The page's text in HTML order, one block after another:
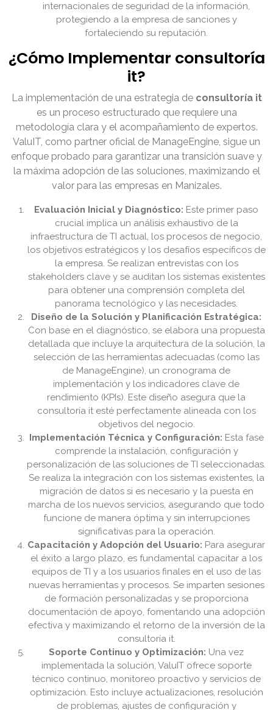
internacionales de seguridad de la información,
protegiendo a la empresa de sanciones y
fortaleciendo su reputación.
¿Cómo Implementar consultoría
it?
La implementación de una estrategia de consultoría it
es un proceso estructurado que requiere una
metodología clara y el acompañamiento de expertos.
ValuIT, como partner oficial de ManageEngine, sigue un
enfoque probado para garantizar una transición suave y
la máxima adopción de las soluciones, maximizando el
valor para las empresas en Manizales.
Evaluación Inicial y Diagnóstico: Este primer paso
crucial implica un análisis exhaustivo de la
infraestructura de TI actual, los procesos de negocio,
los objetivos estratégicos y los desafíos específicos de
la empresa. Se realizan entrevistas con los
stakeholders clave y se auditan los sistemas existentes
para obtener una comprensión completa del
panorama tecnológico y las necesidades.
Diseño de la Solución y Planificación Estratégica:
Con base en el diagnóstico, se elabora una propuesta
detallada que incluye la arquitectura de la solución, la
selección de las herramientas adecuadas (como las
de ManageEngine), un cronograma de
implementación y los indicadores clave de
rendimiento (KPIs). Este diseño asegura que la
consultoría it esté perfectamente alineada con los
objetivos del negocio.
Implementación Técnica y Configuración: Esta fase
comprende la instalación, configuración y
personalización de las soluciones de TI seleccionadas.
Se realiza la integración con los sistemas existentes, la
migración de datos si es necesario y la puesta en
marcha de los nuevos servicios, asegurando que todo
funcione de manera óptima y sin interrupciones
significativas para la operación.
Capacitación y Adopción del Usuario: Para asegurar
el éxito a largo plazo, es fundamental capacitar a los
equipos de TI y a los usuarios finales en el uso de las
nuevas herramientas y procesos. Se imparten sesiones
de formación personalizadas y se proporciona
documentación de apoyo, fomentando una adopción
efectiva y maximizando el retorno de la inversión de la
consultoría it.
Soporte Continuo y Optimización: Una vez
implementada la solución, ValuIT ofrece soporte
técnico continuo, monitoreo proactivo y servicios de
optimización. Esto incluye actualizaciones, resolución
de problemas, ajustes de configuración y